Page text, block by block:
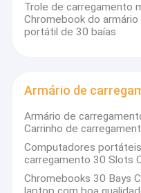
Produtos
Quem Somos
Fábrica
Controle de Qualidade
Fale Conosco
Trole de carregamento
Chromebook do
portátil de 30 baías
Armário de
Armário de
Carrinho de
Computadores
carregamento 30 Slots
Chromebooks 30 Bays
1. Introdução Breve:
Shandong Anheli Electronic
seguros e inteligentes,
equipamentos de
Nossos carrinhos de
mais de 80 países com boa
recebendo bons feedbacks